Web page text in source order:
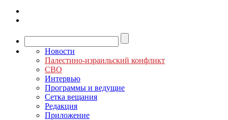
Новости
Палестино-израильский конфликт
СВО
Интервью
Программы и ведущие
Сетка вещания
Редакция
Приложение